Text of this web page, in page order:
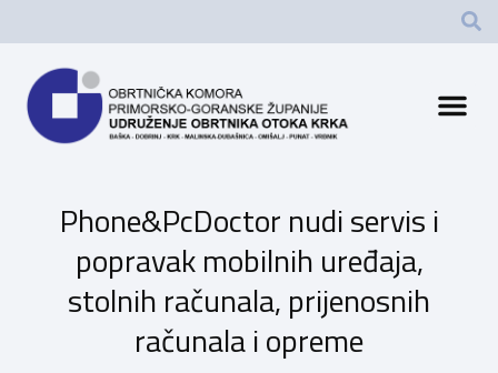
Phone&PcDoctor nudi servis i
popravak mobilnih uređaja,
stolnih računala, prijenosnih
računala i opreme